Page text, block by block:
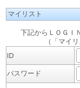
マイリスト
下記からＬＯＧＩ
（「マイ
ID
パスワード